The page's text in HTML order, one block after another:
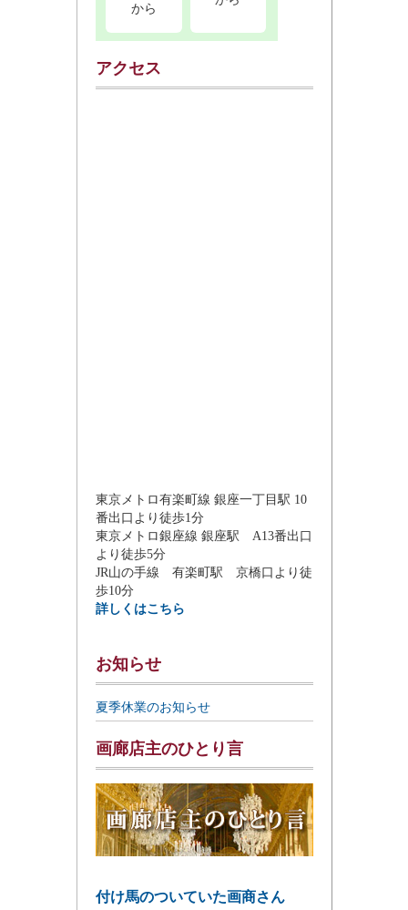
から
アクセス
東京メトロ有楽町線 銀座一丁目駅 10
番出口より徒歩1分
東京メトロ銀座線 銀座駅 A13番出口
より徒歩5分
JR山の手線 有楽町駅 京橋口より徒
歩10分
詳しくはこちら
お知らせ
夏季休業のお知らせ
画廊店主のひとり言
付け馬のついていた画商さん